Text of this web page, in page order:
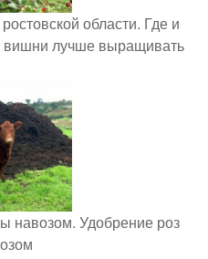
области. Где и
вишни лучше выращивать
навозом. Удобрение роз